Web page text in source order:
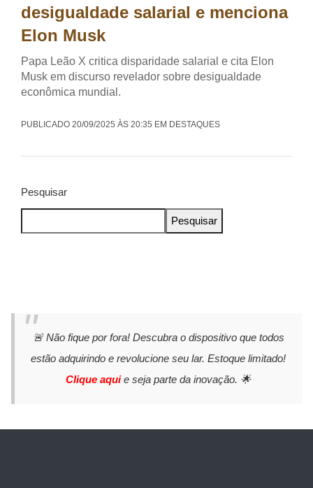
desigualdade salarial e menciona
Elon Musk
Papa Leão X critica disparidade salarial e cita Elon
Musk em discurso revelador sobre desigualdade
econômica mundial.
PUBLICADO 20/09/2025 ÀS 20:35 EM DESTAQUES
Pesquisar
Pesquisar
🚨 Não fique por fora! Descubra o dispositivo que todos
estão adquirindo e revolucione seu lar. Estoque limitado!
Clique aquie seja parte da inovação. 🌟